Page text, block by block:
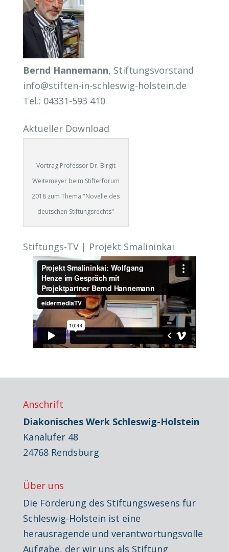
Bernd Hannemann, Stiftungsvorstand
info@stiften-in-schleswig-holstein.de
Tel.: 04331-593 410
Aktueller Download
Vortrag Professor Dr. Birgit
Weitemeyer beim Stifterforum
2018 zum Thema "Novelle des
deutschen Stiftungsrechts"
Stiftungs-TV | Projekt Smalininkai
Anschrift
Diakonisches Werk Schleswig-Holstein
Kanalufer 48
24768 Rendsburg
Über uns
Die Förderung des Stiftungswesens für
Schleswig-Holstein ist eine
herausragende und verantwortungsvolle
Aufgabe, der wir uns als Stiftung